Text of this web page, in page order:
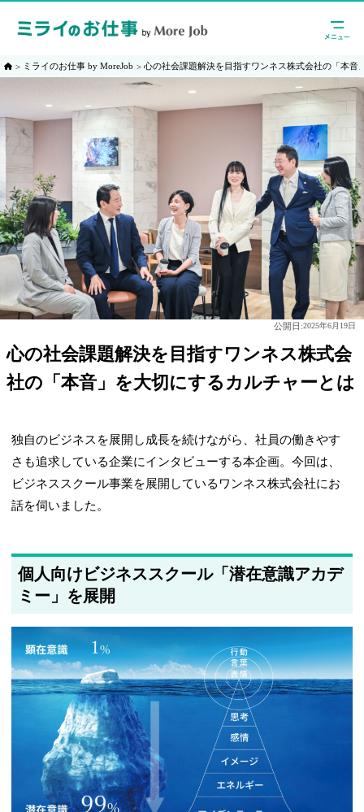
ミライのお仕事 by MoreJob 心の社会課題解決を目指すワンネス株式会社の「本音
公開日:2025年6月19日
心の社会課題解決を目指すワンネス株式会
社の「本音」を大切にするカルチャーとは
独自のビジネスを展開し成長を続けながら、社員の働きやす
さも追求している企業にインタビューする本企画。今回は、
ビジネススクール事業を展開しているワンネス株式会社にお
話を伺いました。
個人向けビジネススクール「潜在意識アカデ
ミー」を展開